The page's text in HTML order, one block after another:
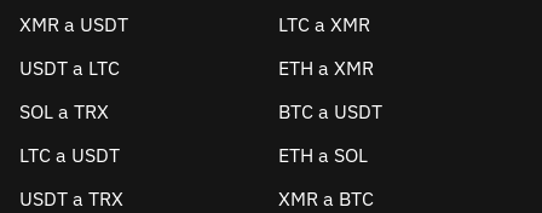
XMR a USDT
LTC a XMR
USDT a LTC
ETH a XMR
SOL a TRX
BTC a USDT
LTC a USDT
ETH a SOL
USDT a TRX
XMR a BTC